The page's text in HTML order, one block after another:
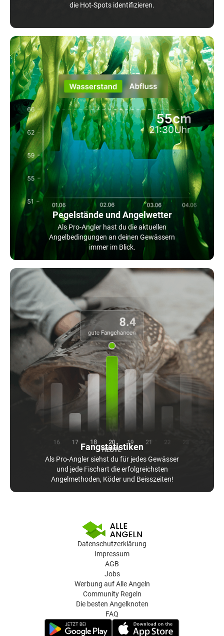
die Hot-Spots identifizieren.
Pegelstände und Angelwetter
Als Pro-Angler hast du die aktuellen
Angelbedingungen an deinen Gewässern
immer im Blick.
Fangstatistiken
Als Pro-Angler siehst du für jedes Gewässer
und jede Fischart die erfolgreichsten
Angelmethoden, Köder und Beisszeiten!
Datenschutzerklärung
Impressum
AGB
Jobs
Werbung auf Alle Angeln
Community Regeln
Die besten Angelknoten
FAQ